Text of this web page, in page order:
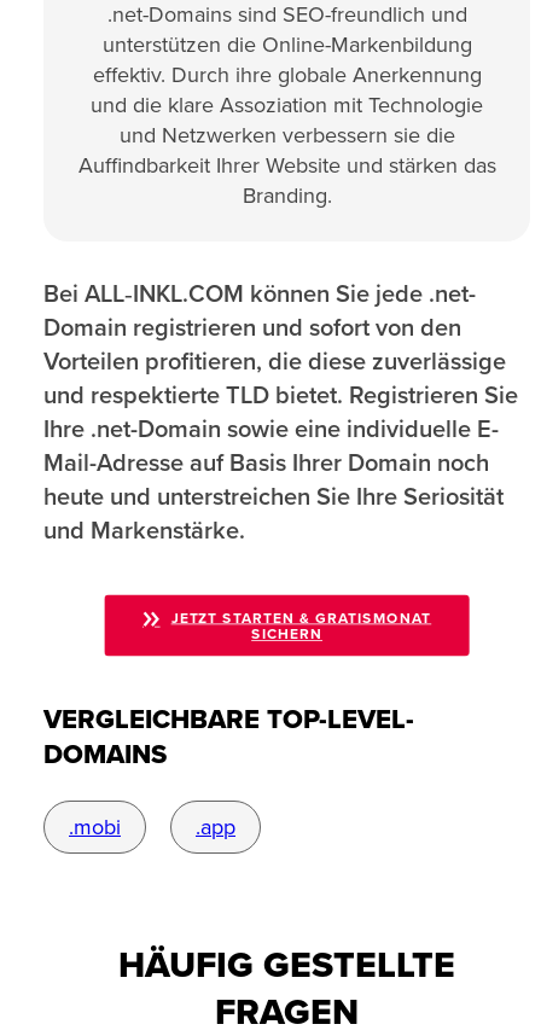
.net-Domains sind SEO-freundlich und
unterstützen die Online-Markenbildung
effektiv. Durch ihre globale Anerkennung
und die klare Assoziation mit Technologie
und Netzwerken verbessern sie die
Auffindbarkeit Ihrer Website und stärken das
Branding.
Bei ALL‑INKL.COM können Sie jede .net-
Domain registrieren und sofort von den
Vorteilen profitieren, die diese zuverlässige
und respektierte TLD bietet. Registrieren Sie
Ihre .net-Domain sowie eine individuelle E-
Mail-Adresse auf Basis Ihrer Domain noch
heute und unterstreichen Sie Ihre Seriosität
und Markenstärke.
JETZT STARTEN & GRATISMONAT
SICHERN
VERGLEICHBARE TOP-LEVEL-
DOMAINS
.mobi .app
HÄUFIG GESTELLTE
FRAGEN